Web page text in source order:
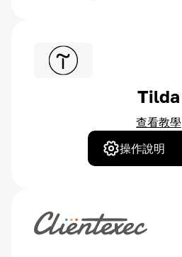
Tilda
查看教學
操作說明